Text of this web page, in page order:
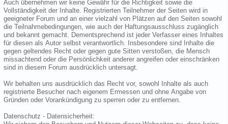
Auch übernehmen wir keine Gewähr für die Richtigkeit sowie die
Vollständigkeit der Inhalte. Registrierten Teilnehmer der Seiten wird in
geeigneter Forum und an einer vielzahl von Plätzen auf den Seiten sowohl
die Teilnahmebedingungen, wie auch der Haftungsausschluss zugänglich
und bekannt gemacht. Dementsprechend ist jeder Verfasser eines Inhaltes
für diesen als Autor selbst verantwortlich. Insbesondere sind Inhalte die
gegen geltendes Recht oder gegen gute Sitten verstoßen, die Mensch
missachtend oder die Persönlichkeit anderer angreifen oder einschränken
sind in diesem Forum ausdrücklich untersagt.
Wir behalten uns ausdrücklich das Recht vor, sowohl Inhalte als auch
registrierte Besucher nach eigenem Ermessen und ohne Angabe von
Gründen oder Vorankündigung zu sperren oder zu entfernen.
Datenschutz - Datensicherheit: